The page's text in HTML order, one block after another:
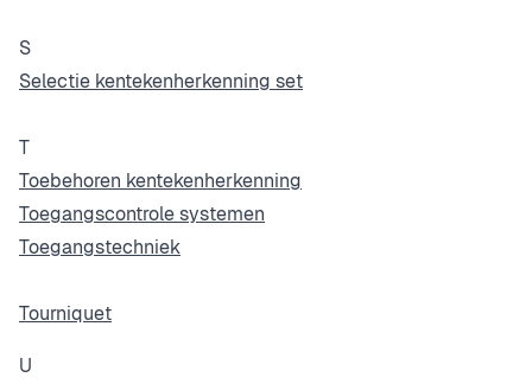
S
Selectie kentekenherkenning set
T
Toebehoren kentekenherkenning
Toegangscontrole systemen
Toegangstechniek
Tourniquet
U